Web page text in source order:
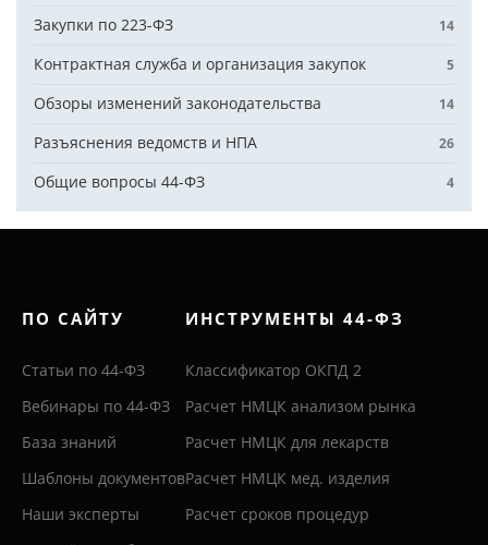
Закупки по 223-ФЗ 14
Контрактная служба и организация закупок 5
Обзоры изменений законодательства 14
Разъяснения ведомств и НПА 26
Общие вопросы 44-ФЗ 4
ПО САЙТУ
Статьи по 44-ФЗ
Вебинары по 44-ФЗ
База знаний
Шаблоны документов
Наши эксперты
ИНСТРУМЕНТЫ 44-ФЗ
Классификатор ОКПД 2
Расчет НМЦК анализом рынка
Расчет НМЦК для лекарств
Расчет НМЦК мед. изделия
Расчет сроков процедур